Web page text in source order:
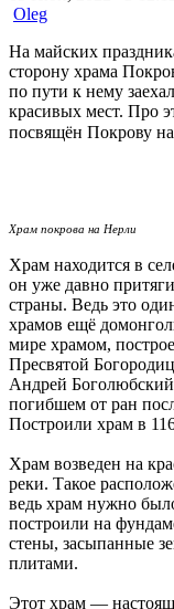
Oleg
На майских
сторону храма
по пути к нему
красивых мест. Про
посвящён Покрову
Храм покрова на Нерли
Храм находится в
он уже давно
страны. Ведь это
храмов ещё
мире храмом,
Пресвятой
Андрей Боголюбский
погибшем от ран
Построили храм в
Храм возведен на
реки. Такое
ведь храм нужно
построили на
стены, засыпанные
плитами.
Этот храм —